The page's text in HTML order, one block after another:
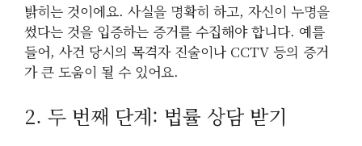
밝히는 것이에요. 사실을 명확히 하고, 자신이 누명을
썼다는 것을 입증하는 증거를 수집해야 합니다. 예를
들어, 사건 당시의 목격자 진술이나 CCTV 등의 증거
가 큰 도움이 될 수 있어요.
2. 두 번째 단계: 법률 상담 받기